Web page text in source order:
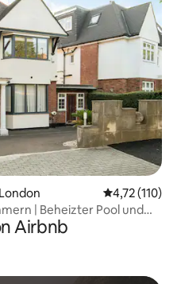
4,72 (110)
| Beheizter Pool und
Airbnb